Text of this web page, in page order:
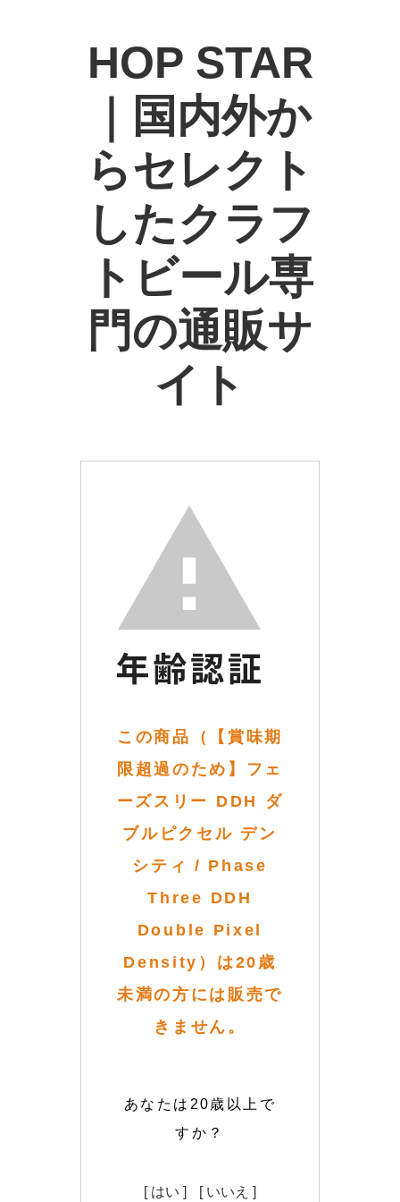
HOP STAR
｜国内外か
らセレクト
したクラフ
トビール専
門の通販サ
イト
この商品（【賞味期
限超過のため】フェ
ーズスリー DDH ダ
ブルピクセル デン
シティ / Phase
Three DDH
Double Pixel
Density）は20歳
未満の方には販売で
きません。
あなたは20歳以上で
すか？
[ はい ] [ いいえ ]